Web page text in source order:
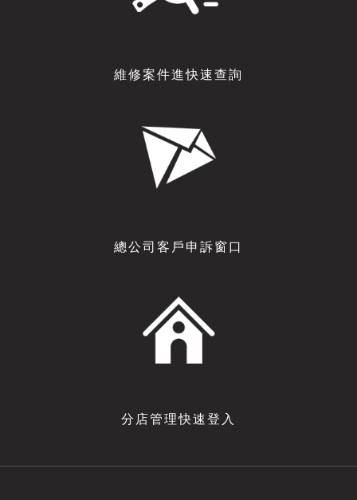
維修案件進快速查詢
總公司客戶申訴窗口
分店管理快速登入